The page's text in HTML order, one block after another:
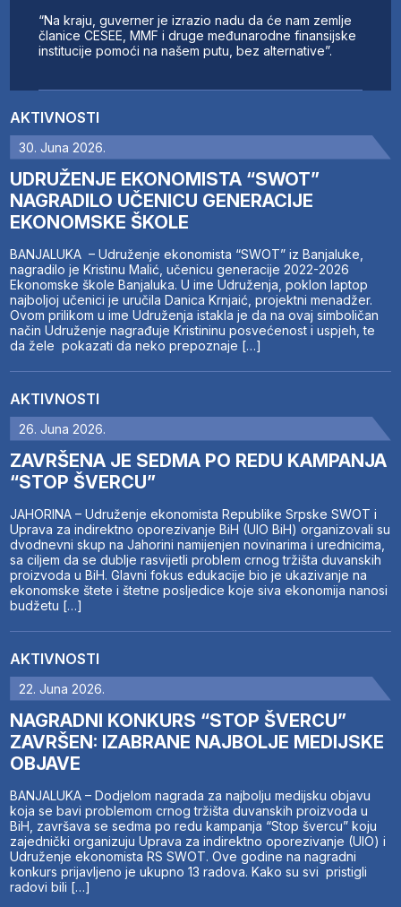
AKTIVNOSTI
30. Juna 2026.
UDRUŽENJE EKONOMISTA “SWOT”
NAGRADILO UČENICU GENERACIJE
EKONOMSKE ŠKOLE
BANJALUKA – Udruženje ekonomista “SWOT” iz Banjaluke,
nagradilo je Kristinu Malić, učenicu generacije 2022-2026
Ekonomske škole Banjaluka. U ime Udruženja, poklon laptop
najboljoj učenici je uručila Danica Krnjaić, projektni menadžer.
Ovom prilikom u ime Udruženja istakla je da na ovaj simboličan
način Udruženje nagrađuje Kristininu posvećenost i uspjeh, te
da žele pokazati da neko prepoznaje […]
AKTIVNOSTI
26. Juna 2026.
ZAVRŠENA JE SEDMA PO REDU KAMPANJA
“STOP ŠVERCU”
JAHORINA – Udruženje ekonomista Republike Srpske SWOT i
Uprava za indirektno oporezivanje BiH (UIO BiH) organizovali su
dvodnevni skup na Jahorini namijenjen novinarima i urednicima,
sa ciljem da se dublje rasvijetli problem crnog tržišta duvanskih
proizvoda u BiH. Glavni fokus edukacije bio je ukazivanje na
ekonomske štete i štetne posljedice koje siva ekonomija nanosi
budžetu […]
AKTIVNOSTI
22. Juna 2026.
NAGRADNI KONKURS “STOP ŠVERCU”
ZAVRŠEN: IZABRANE NAJBOLJE MEDIJSKE
OBJAVE
BANJALUKA – Dodjelom nagrada za najbolju medijsku objavu
koja se bavi problemom crnog tržišta duvanskih proizvoda u
BiH, završava se sedma po redu kampanja “Stop švercu” koju
zajednički organizuju Uprava za indirektno oporezivanje (UIO) i
Udruženje ekonomista RS SWOT. Ove godine na nagradni
konkurs prijavljeno je ukupno 13 radova. Kako su svi pristigli
radovi bili […]
“Na kraju, guverner je izrazio nadu da će nam zemlje
članice CESEE, MMF i druge međunarodne finansijske
institucije pomoći na našem putu, bez alternative”.